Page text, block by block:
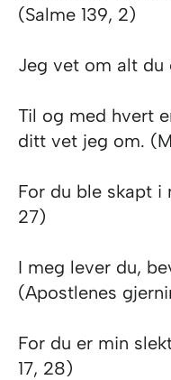
(Salme 139, 2)
Jeg vet om alt du
Til og med hvert
ditt vet jeg om.
For du ble skapt i
27)
I meg lever du,
(Apostlenes
For du er min
17, 28)